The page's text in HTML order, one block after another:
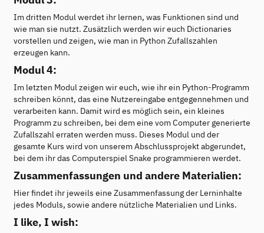
Im dritten Modul werdet ihr lernen, was Funktionen sind und
wie man sie nutzt. Zusätzlich werden wir euch Dictionaries
vorstellen und zeigen, wie man in Python Zufallszahlen
erzeugen kann.
Modul 4:
Im letzten Modul zeigen wir euch, wie ihr ein Python-Programm
schreiben könnt, das eine Nutzereingabe entgegennehmen und
verarbeiten kann. Damit wird es möglich sein, ein kleines
Programm zu schreiben, bei dem eine vom Computer generierte
Zufallszahl erraten werden muss. Dieses Modul und der
gesamte Kurs wird von unserem Abschlussprojekt abgerundet,
bei dem ihr das Computerspiel Snake programmieren werdet.
Zusammenfassungen und andere Materialien:
Hier findet ihr jeweils eine Zusammenfassung der Lerninhalte
jedes Moduls, sowie andere nützliche Materialien und Links.
I like, I wish: